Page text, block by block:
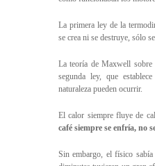
La primera ley de la
se crea ni se destruye, sólo
La teoría de Maxwell sobre
segunda ley, que
naturaleza pueden ocurrir.
El calor siempre fluye de
café siempre se enfría, no
Sin embargo, el físico